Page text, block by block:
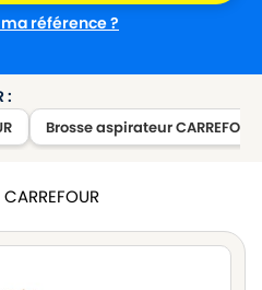
référence ?
:
Brosse aspirateur CARREFOUR